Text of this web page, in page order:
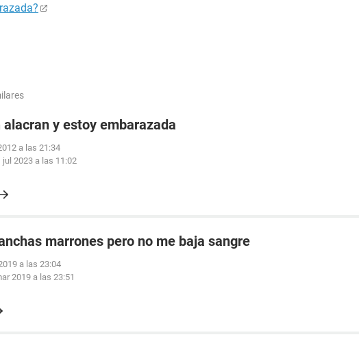
alacran y estoy embarazada
a las 21:34
jul 2023 a las 11:02
marrones pero no me baja sangre
a las 23:04
2019 a las 23:51